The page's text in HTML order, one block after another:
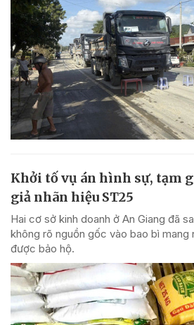
Khởi tố vụ án hình sự, tạm
giả nhãn hiệu ST25
Hai cơ sở kinh doanh ở An Giang đã
không rõ nguồn gốc vào bao bì mang
được bảo hộ.